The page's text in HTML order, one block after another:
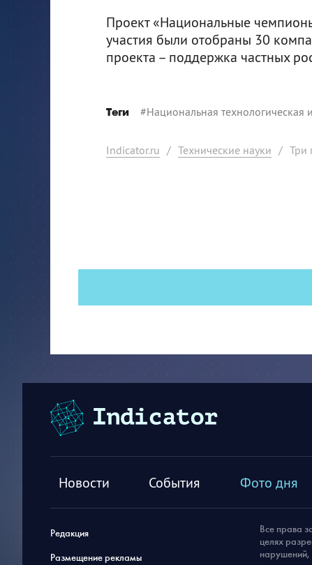
Проект «Национальные
участия были отобраны 30
проекта – поддержка частных
Теги #Национальная технологическая
Indicator.ru / Технические науки / Три
Новости События Фото дня
Редакция
Размещение рекламы
Все права
целях
нарушений,